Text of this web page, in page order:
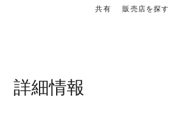
共有 販売店を探す
詳細情報